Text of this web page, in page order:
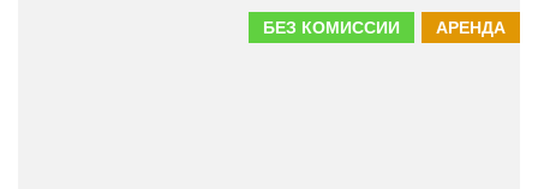
АРЕНДА
БЕЗ КОМИССИИ